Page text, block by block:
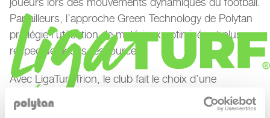
Par ailleurs, l’approche Green Technology de Polytan
privilégie l’utilisation de matériaux optimisés et plus
respectueux des ressources.
Avec LigaTurf Trion, le club fait le choix d’une
infrastructure footballistique moderne qui allie
performance, durabilité et longévité, tout en créant les